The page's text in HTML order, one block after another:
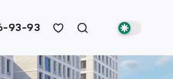
93-93